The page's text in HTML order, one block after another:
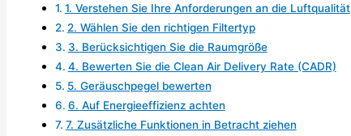
1. Verstehen Sie Ihre Anforderungen an die Luftqualität
2. Wählen Sie den richtigen Filtertyp
3. Berücksichtigen Sie die Raumgröße
4. Bewerten Sie die Clean Air Delivery Rate (CADR)
5. Geräuschpegel bewerten
6. Auf Energieeffizienz achten
7. Zusätzliche Funktionen in Betracht ziehen